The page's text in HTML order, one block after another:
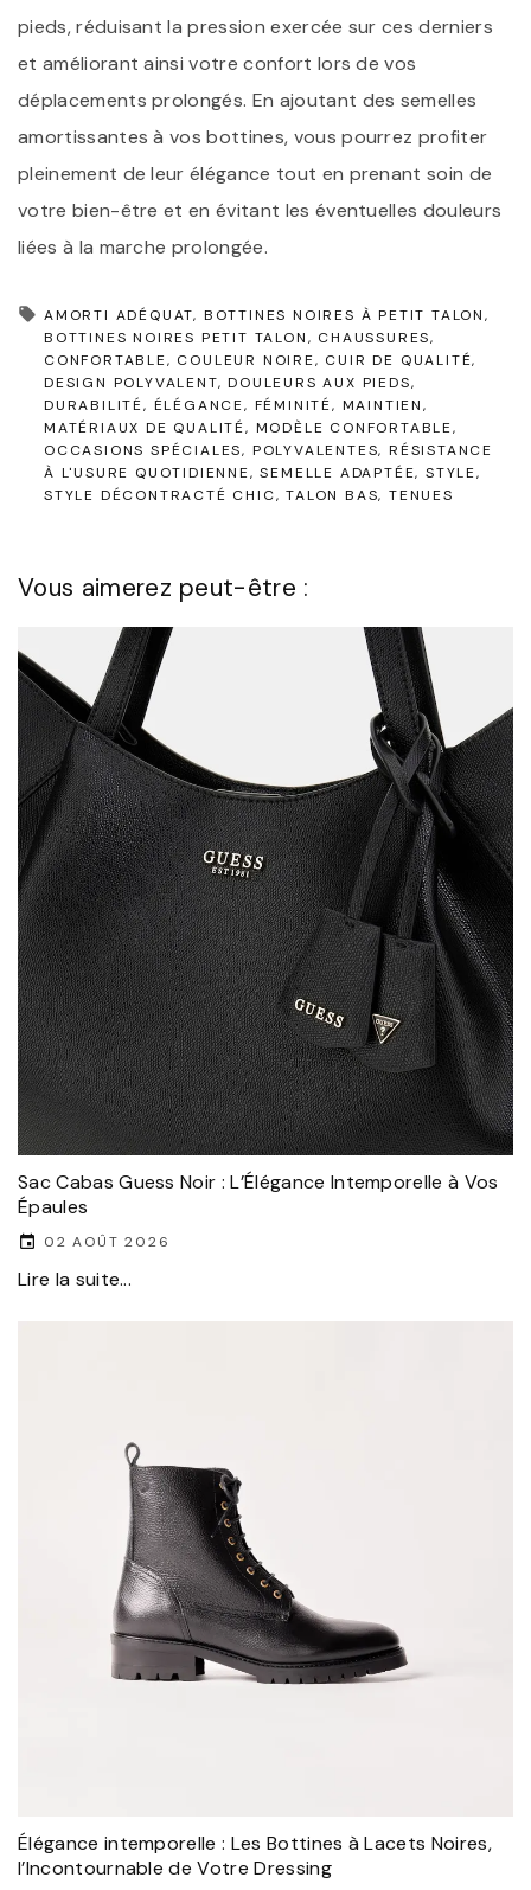
pieds, réduisant la pression exercée sur ces derniers
et améliorant ainsi votre confort lors de vos
déplacements prolongés. En ajoutant des semelles
amortissantes à vos bottines, vous pourrez profiter
pleinement de leur élégance tout en prenant soin de
votre bien-être et en évitant les éventuelles douleurs
liées à la marche prolongée.
AMORTI ADÉQUAT BOTTINES NOIRES À PETIT TALON
BOTTINES NOIRES PETIT TALON
CHAUSSURES
CONFORTABLE
COULEUR NOIRE
CUIR DE QUALITÉ
DESIGN POLYVALENT DOULEURS AUX PIEDS
DURABILITÉ ÉLÉGANCE FÉMINITÉ MAINTIEN
MATÉRIAUX DE QUALITÉ MODÈLE CONFORTABLE
OCCASIONS SPÉCIALES POLYVALENTES RÉSISTANCE
À L'USURE QUOTIDIENNE
SEMELLE ADAPTÉE STYLE
STYLE DÉCONTRACTÉ CHIC
TALON BAS TENUES
Vous aimerez peut-être :
Sac Cabas Guess Noir : L’Élégance Intemporelle à Vos
Épaules
02 AOÛT 2026
Lire la suite...
Élégance intemporelle : Les Bottines à Lacets Noires,
l’Incontournable de Votre Dressing